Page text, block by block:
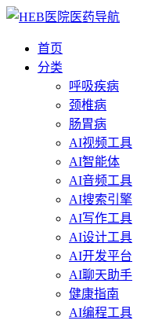
首页
分类
呼吸疾病
颈椎病
肠胃病
AI视频工具
AI智能体
AI音频工具
AI搜索引擎
AI写作工具
AI设计工具
AI开发平台
AI聊天助手
健康指南
AI编程工具